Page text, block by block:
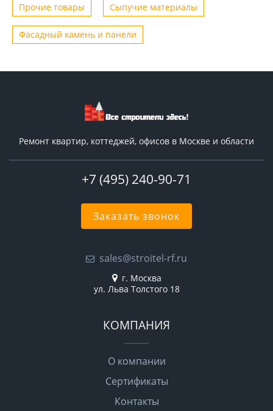
Прочие товары Сыпучие материалы
Фасадный камень и панели
Ремонт квартир, коттеджей, офисов в Москве и области
+7 (495) 240-90-71
Заказать звонок
sales@stroitel-rf.ru
г. Москва
ул. Льва Толстого 18
КОМПАНИЯ
О компании
Сертификаты
Контакты